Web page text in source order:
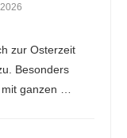
zur Osterzeit
Besonders
mit ganzen …